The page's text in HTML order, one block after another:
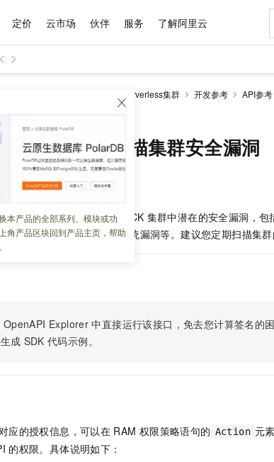
定价 云市场 伙伴 服务 了解阿里云
本产品的全部系列、模块或功
角产品区块回到产品主页，帮助
ACK Serverless集群 开发参考 API参考
- 扫描集群安全漏洞
- 扫描集群安全漏洞
03-26 11:46:13
ScanClusterVuls 接口扫描 ACK 集群中潜在的安全漏洞，
漏洞、Windows 操作系统漏洞等。建议您定期扫描集
OpenAPI Explorer 中直接运行该接口，免去您计算签名的
成 SDK 代码示例。
应的授权信息，可以在 RAM 权限策略语句的 Action 元
的权限。具体说明如下：
HOT
模型
的多模态智能体模型
视觉 Coding、空间感知、多模态思考等全面升级
Kimi-K3 NEW
Kimi 最新旗舰模型，长程编程与推理利器
1M上下文，专为长程任务能力而生
Plan
个人版上线、团队版降价；千问3.8-Max首发发尝鲜
验
丰富多元化的应用模版和解决方案
大模型服务平台百炼-智能体
台
全可靠的大模型服务
云上超级电脑
服务 MaxCompute
域名与网站
对象存储 OSS
一站式AI开发、训练和推理服务
Qoder CN
一步到位
翻译和格式还原
时代开源旗舰模型
真正可用的 1M 上下文,一次完成代码全链路开发
造自进化智能体
，越用越聪明
即刻拥有 DeepSeek-V4-Pro
轻松解锁专属 DeepSeek-V4-Pro
从聊天伙伴进化为能主动干活的本地数字员工
Claude Code + GStack 打造工程团队
超值低价云产品抢先购
单订单最高返9万
学生认证享300元代金券
新老同享
和 30+ 款产品免费体验
知与能力提升
AI 特惠
智启 AI 普惠权益
阿里云 OPC 创新助力计划
至高百万元 Token 补贴，加速一人公司成长
Qwen3.8-Max 首发尝鲜，限时加量 10 倍
千问办公，限时限量积分加倍 NEW
Night Plan 支持 Qwen 3.8-Max NEW
情
价格计算器
自助选配和估算价格
价格优势
推动算力普惠，释放技术红利
订阅
里云版
数据与 API
数据集
手机三要素
身份实名认证
短信
OCR 文字识别
发票查验
企业应用
财税管理
划
Cloud
合作计划
务生态合作计划
成为产品伙伴
产品生态集成认证中心
产品生态伙伴工作台
企业增值服务
企业支持计划
企业增值服务台
服务实践
云 最佳实践
云上春晚
云栖战略参考
云上的中国
看见新力量
金融模力时刻